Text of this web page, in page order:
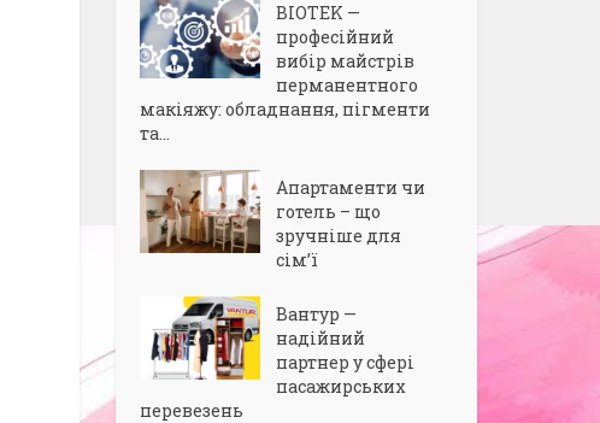
BIOTEK —
професійний
вибір майстрів
перманентного
макіяжу: обладнання, пігменти
та...
Апартаменти чи
готель – що
зручніше для
сім’ї
Вантур —
надійний
партнер у сфері
пасажирських
перевезень